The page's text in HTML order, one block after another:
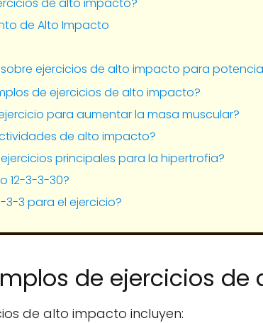
de Alto Impacto
ejercicios de alto impacto para
de ejercicios de alto impacto?
para aumentar la masa muscular?
de alto impacto?
principales para la hipertrofia?
12-3-3-30?
3-3 para el ejercicio?
de ejercicios
de alto impacto incluyen: